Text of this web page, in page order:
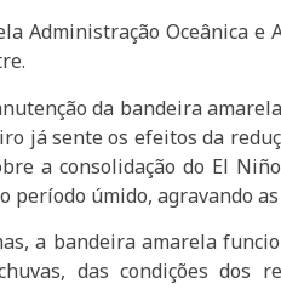
Oceânica e
da bandeira
já sente os efeitos da
a consolidação do El
úmido, agravando
a bandeira amarela
das condições dos